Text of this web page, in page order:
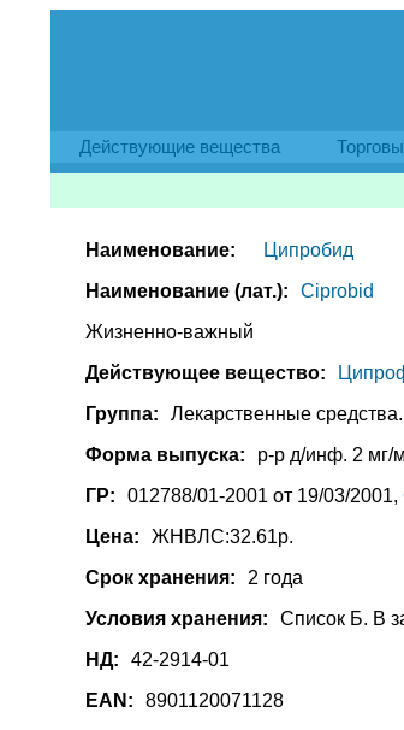
Действующие вещества
Наименование:
Ципробид
Наименование (лат.):
Ciprobid
Жизненно-важный
Действующее вещество:
Группа:
Лекарственные средства.
Форма выпуска:
р-р д/инф. 2 мг/
ГР:
012788/01-2001 от 19/03/2001,
Цена:
ЖНВЛС:32.61р.
Срок хранения:
2 года
Условия хранения:
Список Б. В
НД:
42-2914-01
EAN:
8901120071128